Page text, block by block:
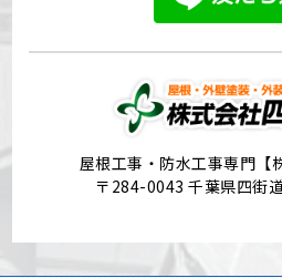
屋根工事・防水工事専門【
〒284-0043 千葉県四街